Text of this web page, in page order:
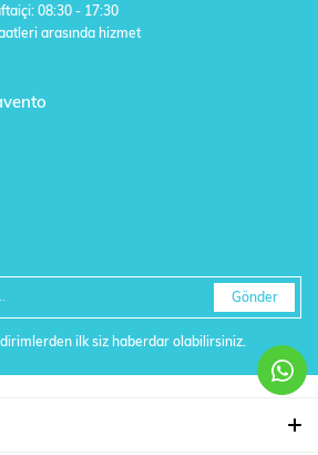
08:30 - 17:30
arasında hizmet
Gönder
ilk siz haberdar olabilirsiniz.